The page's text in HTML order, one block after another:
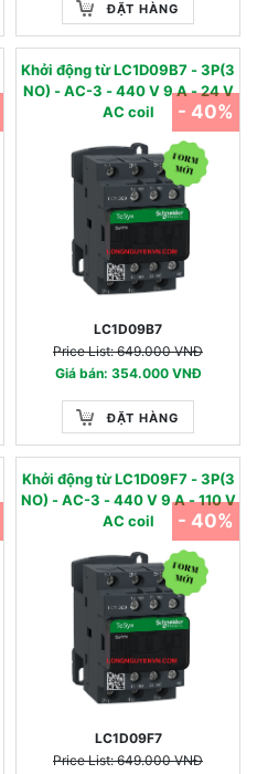
ĐẶT HÀNG
Khởi động từ LC1D09B7 - 3P(3
NO) - AC-3 - 440 V 9 A - 24 V
AC coil
LC1D09B7
Price List: 649.000 VNĐ
Giá bán: 354.000 VNĐ
ĐẶT HÀNG
- 40%
Khởi động từ LC1D09F7 - 3P(3
NO) - AC-3 - 440 V 9 A - 110 V
AC coil
LC1D09F7
Price List: 649.000 VNĐ
- 40%